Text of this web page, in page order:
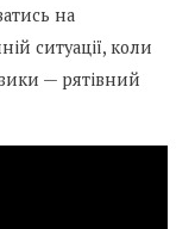
на
ситуації, коли
— рятівний